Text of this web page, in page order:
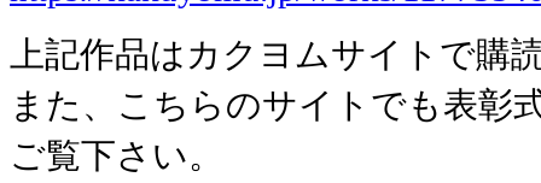
上記作品はカクヨムサイトで購
また、こちらのサイトでも表彰
ご覧下さい。